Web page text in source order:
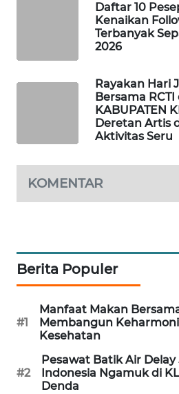
Daftar 10
Kenaikan
Terbanyak
2026
Rayakan Hari
Bersama RCTI
KABUPATEN
Deretan Artis
Aktivitas Seru
KOMENTAR
Berita Populer
#1
Manfaat Makan
Membangun
Kesehatan
#2
Pesawat Batik Air
Indonesia Ngamuk di
Denda
WAHANA
OTOMOTIF
WAHANA
HEALTH
DESA
WISATA
LAPAK
WAHANA
Network